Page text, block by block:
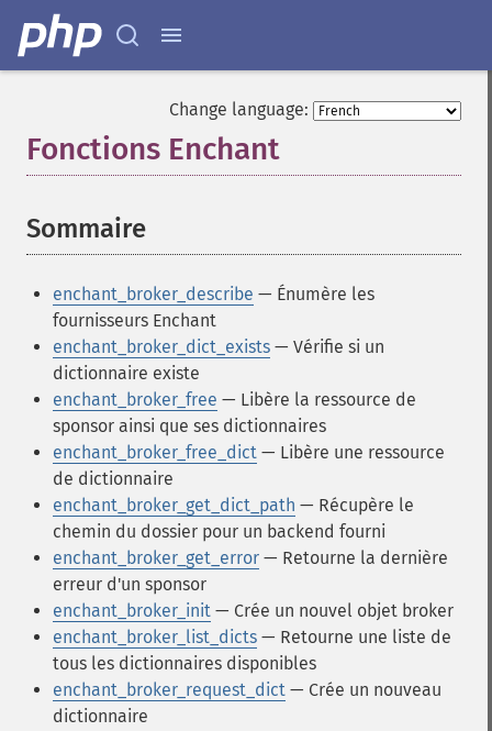
Change language:
Fonctions Enchant
Sommaire
enchant_broker_describe — Énumère les
fournisseurs Enchant
enchant_broker_dict_exists — Vérifie si un
dictionnaire existe
enchant_broker_free — Libère la ressource de
sponsor ainsi que ses dictionnaires
enchant_broker_free_dict — Libère une ressource
de dictionnaire
enchant_broker_get_dict_path — Récupère le
chemin du dossier pour un backend fourni
enchant_broker_get_error — Retourne la dernière
erreur d'un sponsor
enchant_broker_init — Crée un nouvel objet broker
enchant_broker_list_dicts — Retourne une liste de
tous les dictionnaires disponibles
enchant_broker_request_dict — Crée un nouveau
dictionnaire